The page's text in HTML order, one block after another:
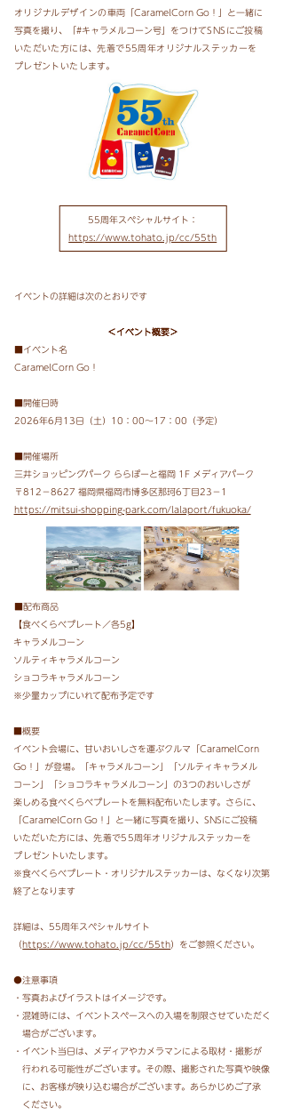
オリジナルデザインの車両「CaramelCorn Go！」と一緒に
写真を撮り、「#キャラメルコーン号」 をつけてSNSにご投稿
いただいた方には、先着で55周年オリジナルステッカーを
プレゼントいたします。
55周年スペシャルサイト：
https://www.tohato.jp/cc/55th
イベントの詳細は次のとおりです
＜イベント概要＞
■イベント名
CaramelCorn Go！
■開催日時
2026年6月13日（土）10：00～17：00（予定）
■開催場所
三井ショッピングパーク ららぽーと福岡 1F メディアパーク
〒812－8627 福岡県福岡市博多区那珂6丁目23−1
https://mitsui-shopping-park.com/lalaport/fukuoka/
■配布商品
【食べくらべプレート／各5g】
キャラメルコーン
ソルティキャラメルコーン
ショコラキャラメルコーン
※少量カップにいれて配布予定です
■概要
イベント会場に、甘いおいしさを運ぶクルマ「CaramelCorn
Go！」が登場。「キャラメルコーン」 「ソルティキャラメル
コーン」「ショコラキャラメルコーン」の3つのおいしさが
楽しめる食べくらべプレートを無料配布いたします。さらに、
「CaramelCorn Go！」と一緒に写真を撮り、SNSにご投稿
いただいた方には、先着で55周年オリジナルステッカーを
プレゼントいたします。
※食べくらべプレート・オリジナルステッカーは、なくなり次第
終了となります
詳細は、55周年スペシャルサイト
（https://www.tohato.jp/cc/55th）をご参照ください。
●注意事項
・写真およびイラストはイメージです。
・混雑時には、イベントスペースへの入場を制限させていただく
場合がございます。
・イベント当日は、メディアやカメラマンによる取材・撮影が
行われる可能性がございます。その際、撮影された写真や映像
に、お客様が映り込む場合がございます。あらかじめご了承
ください。